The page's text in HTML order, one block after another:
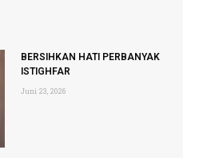
BERSIHKAN HATI PERBANYAK
ISTIGHFAR
Juni 23, 2026